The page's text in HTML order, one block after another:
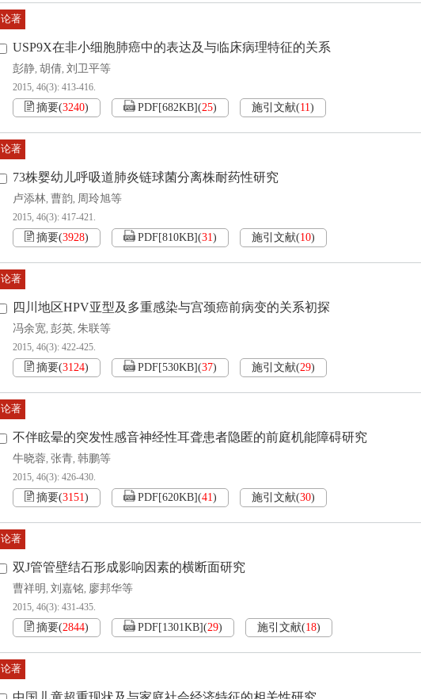
论著
USP9X在非小细胞肺癌中的表达及与临床病理特征的关系
彭静, 胡倩, 刘卫平等
2015, 46(3): 413-416.
摘要(3240) PDF[682KB](25) 施引文献(11)
论著
73株婴幼儿呼吸道肺炎链球菌分离株耐药性研究
卢添林, 曹韵, 周玲旭等
2015, 46(3): 417-421.
摘要(3928) PDF[810KB](31) 施引文献(10)
论著
四川地区HPV亚型及多重感染与宫颈癌前病变的关系初探
冯余宽, 彭英, 朱联等
2015, 46(3): 422-425.
摘要(3124) PDF[530KB](37) 施引文献(29)
论著
不伴眩晕的突发性感音神经性耳聋患者隐匿的前庭机能障碍研究
牛晓蓉, 张青, 韩鹏等
2015, 46(3): 426-430.
摘要(3151) PDF[620KB](41) 施引文献(30)
论著
双J管管壁结石形成影响因素的横断面研究
曹祥明, 刘嘉铭, 廖邦华等
2015, 46(3): 431-435.
摘要(2844) PDF[1301KB](29) 施引文献(18)
论著